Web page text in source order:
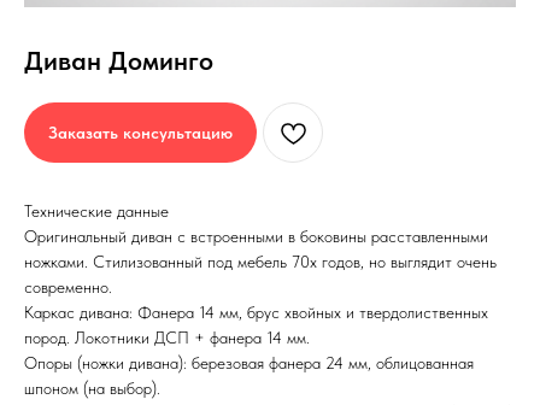
Диван Доминго
Заказать консультацию
Технические данные
Оригинальный диван с встроенными в боковины расставленными
ножками. Стилизованный под мебель 70х годов, но выглядит очень
современно.
Каркас дивана: Фанера 14 мм, брус хвойных и твердолиственных
пород. Локотники ДСП + фанера 14 мм.
Опоры (ножки дивана): березовая фанера 24 мм, облицованная
шпоном (на выбор).
ВСЕ ДИВАНЫ
УГЛОВЫЕ ДИВАНЫ
СТУЛЬЯ
ПУФЫ
ТУМБЫ
ЖУРНАЛЬНЫЕ СТОЛЫ
Корпусная мебель
Мягкая мебель
МОДУЛЬНЫЕ ДИВАНЫ
КОМПАКТНЫЕ ДИВАНЫ